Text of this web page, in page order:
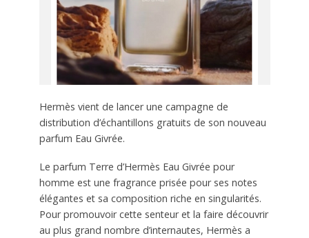
Hermès vient de lancer une campagne de
distribution d’échantillons gratuits de son nouveau
parfum Eau Givrée.
Le parfum Terre d’Hermès Eau Givrée pour
homme est une fragrance prisée pour ses notes
élégantes et sa composition riche en singularités.
Pour promouvoir cette senteur et la faire découvrir
au plus grand nombre d’internautes, Hermès a